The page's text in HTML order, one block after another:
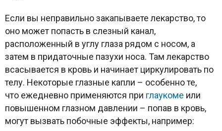
Если вы неправильно закапываете лекарство, то
оно может попасть в слезный канал,
расположенный в углу глаза рядом с носом, а
затем в придаточные пазухи носа. Там лекарство
всасывается в кровь и начинает циркулировать по
телу. Некоторые глазные капли – особенно те,
что ежедневно применяются при глаукоме или
повышенном глазном давлении – попав в кровь,
могут вызвать побочные эффекты, например: